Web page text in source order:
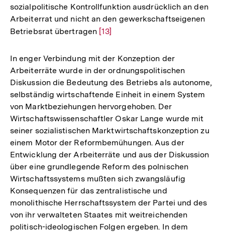
sozialpolitische Kontrollfunktion ausdrücklich an den
Arbeiterrat und nicht an den gewerkschaftseigenen
Betriebsrat übertragen Zur
der
Fußnote
[13]
In enger Verbindung mit der Konzeption der
Arbeiterräte wurde in der ordnungspolitischen
Diskussion die Bedeutung des Betriebs als autonome,
selbständig wirtschaftende Einheit in einem System
von Marktbeziehungen hervorgehoben. Der
Wirtschaftswissenschaftler Oskar Lange wurde mit
seiner sozialistischen Marktwirtschaftskonzeption zu
einem Motor der Reformbemühungen. Aus der
Entwicklung der Arbeiterräte und aus der Diskussion
über eine grundlegende Reform des polnischen
Wirtschaftssystems mußten sich zwangsläufig
Konsequenzen für das zentralistische und
monolithische Herrschaftssystem der Partei und des
von ihr verwalteten Staates mit weitreichenden
politisch-ideologischen Folgen ergeben. In dem